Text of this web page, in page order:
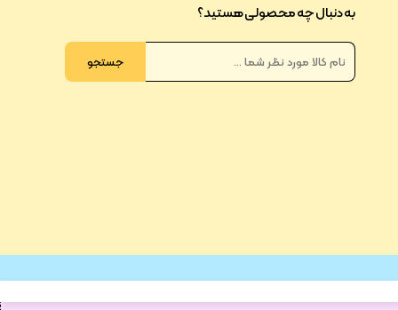
به دنبال چه محصولی هستید؟
جستجو